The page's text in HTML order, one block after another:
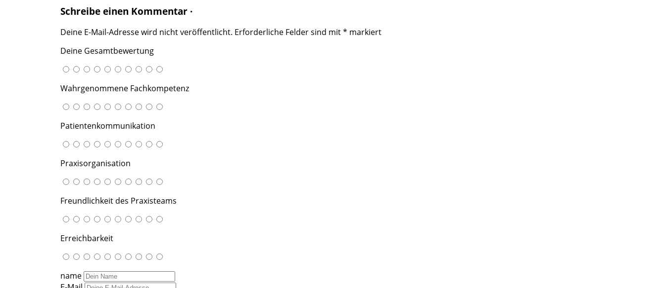
Schreibe einen Kommentar ·
Deine E-Mail-Adresse wird nicht veröffentlicht. Erforderliche Felder sind mit* markiert
Deine Gesamtbewertung
Wahrgenommene Fachkompetenz
Patientenkommunikation
Praxisorganisation
Freundlichkeit des Praxisteams
Erreichbarkeit
name